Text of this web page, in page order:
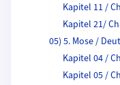
Kapitel 11 /
Kapitel 21/
05) 5. Mose /
Kapitel 04 /
Kapitel 05 /